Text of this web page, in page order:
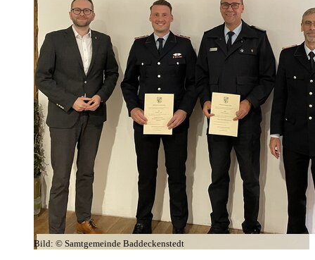
Bild: © Samtgemeinde Baddeckenstedt